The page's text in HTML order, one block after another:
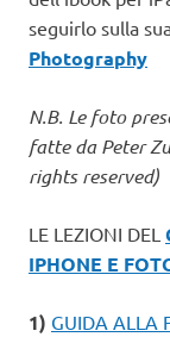
seguirlo sulla
Photography
N.B. Le foto
fatte da Peter
rights reserved)
LE LEZIONI DEL
IPHONE E
1) GUIDA ALLA